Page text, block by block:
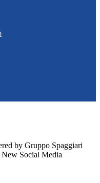
by Gruppo Spaggiari
Social Media